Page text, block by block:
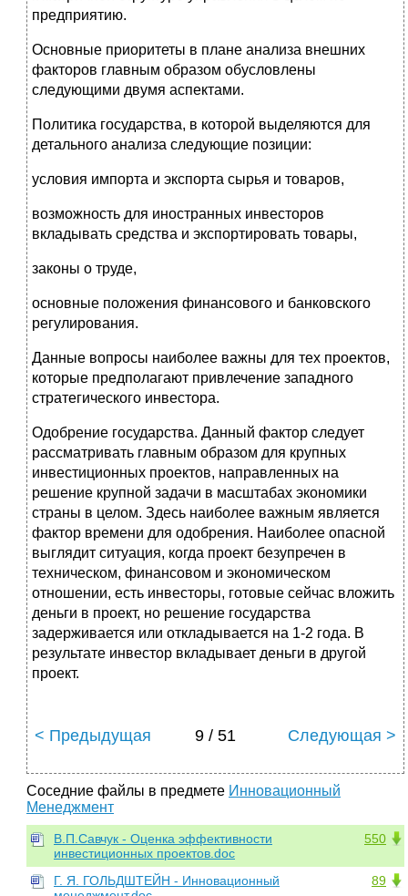
предприятию.
Основные приоритеты в плане анализа внешних
факторов главным образом обусловлены
следующими двумя аспектами.
Политика государства, в которой выделяются для
детального анализа следующие позиции:
условия импорта и экспорта сырья и товаров,
возможность для иностранных инвесторов
вкладывать средства и экспортировать товары,
законы о труде,
основные положения финансового и банковского
регулирования.
Данные вопросы наиболее важны для тех проектов,
которые предполагают привлечение западного
стратегического инвестора.
Одобрение государства. Данный фактор следует
рассматривать главным образом для крупных
инвестиционных проектов, направленных на
решение крупной задачи в масштабах экономики
страны в целом. Здесь наиболее важным является
фактор времени для одобрения. Наиболее опасной
выглядит ситуация, когда проект безупречен в
техническом, финансовом и экономическом
отношении, есть инвесторы, готовые сейчас вложить
деньги в проект, но решение государства
задерживается или откладывается на 1-2 года. В
результате инвестор вкладывает деньги в другой
проект.
< Предыдущая 9 / 51 Следующая >
Соседние файлы в предмете Инновационный
Менеджмент
550
В.П.Савчук - Оценка эффективности
инвестиционных проектов.doc
89
Г. Я. ГОЛЬДШТЕЙН - Инновационный